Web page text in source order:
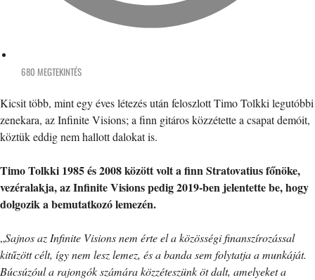
680 MEGTEKINTÉS
Kicsit több, mint egy éves létezés után feloszlott Timo Tolkki legutóbbi
zenekara, az Infinite Visions; a finn gitáros közzétette a csapat demóit,
köztük eddig nem hallott dalokat is.
Timo Tolkki 1985 és 2008 között volt a finn Stratovatius főnöke,
vezéralakja, az Infinite Visions pedig 2019-ben jelentette be, hogy
dolgozik a bemutatkozó lemezén.
„Sajnos az Infinite Visions nem érte el a közösségi finanszírozással
kitűzött célt, így nem lesz lemez, és a banda sem folytatja a munkáját.
Búcsúzóul a rajongók számára közzéteszünk öt dalt, amelyeket a